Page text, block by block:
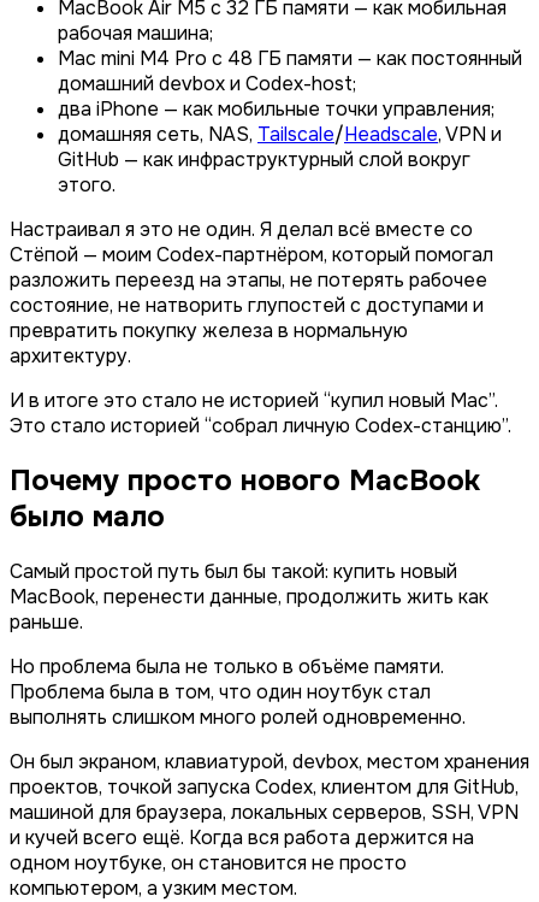
MacBook Air M5 с 32 ГБ памяти — как мобильная
рабочая машина;
Mac mini M4 Pro с 48 ГБ памяти — как постоянный
домашний devbox и Codex-host;
два iPhone — как мобильные точки управления;
домашняя сеть, NAS, Tailscale/Headscale, VPN и
GitHub — как инфраструктурный слой вокруг
этого.
Настраивал я это не один. Я делал всё вместе со
Стёпой — моим Codex-партнёром, который помогал
разложить переезд на этапы, не потерять рабочее
состояние, не натворить глупостей с доступами и
превратить покупку железа в нормальную
архитектуру.
И в итоге это стало не историей “купил новый Mac”.
Это стало историей “собрал личную Codex-станцию”.
Почему просто нового MacBook
было мало
Самый простой путь был бы такой: купить новый
MacBook, перенести данные, продолжить жить как
раньше.
Но проблема была не только в объёме памяти.
Проблема была в том, что один ноутбук стал
выполнять слишком много ролей одновременно.
Он был экраном, клавиатурой, devbox, местом хранения
проектов, точкой запуска Codex, клиентом для GitHub,
машиной для браузера, локальных серверов, SSH, VPN
и кучей всего ещё. Когда вся работа держится на
одном ноутбуке, он становится не просто
компьютером, а узким местом.